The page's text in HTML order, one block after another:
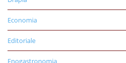
Economia
Editoriale
Enogastronomia